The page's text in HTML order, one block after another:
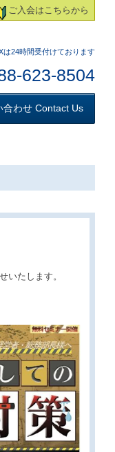
ご入会はこちらから
は24時間受付けております
623-8504
合わせ Contact Us
いたします。